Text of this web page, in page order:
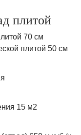
плитой
70 см
плитой 50 см
15 м2